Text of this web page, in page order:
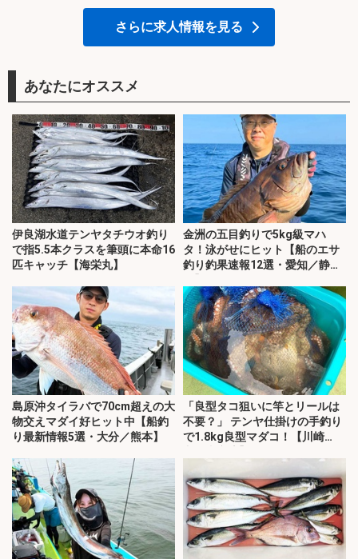
さらに求人情報を見る
あなたにオススメ
伊良湖水道テンヤタチウオ釣り
で指5.5本クラスを筆頭に本命16
匹キャッチ【海栄丸】
金洲の五目釣りで5kg級マハ
タ！泳がせにヒット【船のエサ
釣り釣果速報12選・愛知／静
島原沖タイラバで70cm超えの大
物交えマダイ好ヒット中【船釣
り最新情報5選・大分／熊本】
「良型タコ狙いに竿とリールは
不要？」 テンヤ仕掛けの手釣り
で1.8kg良型マダコ！【川崎